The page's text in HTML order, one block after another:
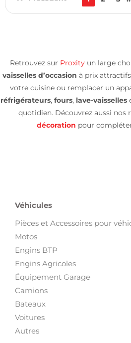
Retrouvez sur Proxity un large
vaisselles d’occasion à prix
votre cuisine ou remplacer un
réfrigérateurs, fours,lave-vaisselles
quotidien. Découvrez aussi nos
décoration pour
Véhicules
Pièces et Accessoires pour
Motos
Engins BTP
Engins Agricoles
Équipement Garage
Camions
Bateaux
Voitures
Autres